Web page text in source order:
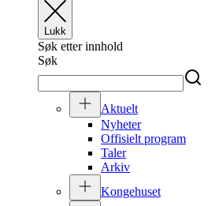
Lukk
Søk etter innhold
Søk
Aktuelt
Nyheter
Offisielt program
Taler
Arkiv
Kongehuset